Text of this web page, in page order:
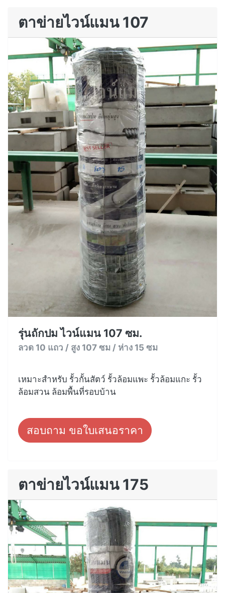
ตาข่ายไวน์แมน 107
รุ่นถักปม ไวน์แมน 107 ซม.
ลวด 10 แถว / สูง 107 ซม / ห่าง 15 ซม
เหมาะสำหรับ รั้วกั้นสัตว์ รั้วล้อมแพะ รั้วล้อมแกะ รั้ว
ล้อมสวน ล้อมพื้นที่รอบบ้าน
สอบถาม ขอใบเสนอราคา
ตาข่ายไวน์แมน 175